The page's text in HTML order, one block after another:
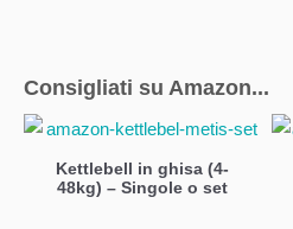
Consigliati su Amazon...
Kettlebell in ghisa (4-
48kg) – Singole o set